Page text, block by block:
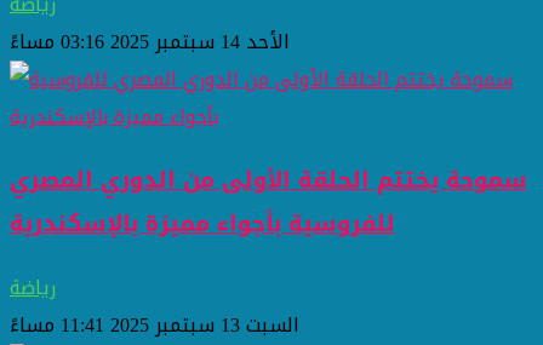
الأحد 14 سبتمبر 2025 03:16 مساءً
سموحة يختتم الحلقة الأولى من الدوري المصري
للفروسية بأجواء مميزة بالإسكندرية
رياضة
السبت 13 سبتمبر 2025 11:41 مساءً